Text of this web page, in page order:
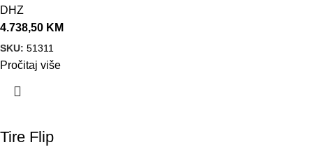
DHZ
4.738,50 KM
SKU: 51311
Pročitaj više
Tire Flip